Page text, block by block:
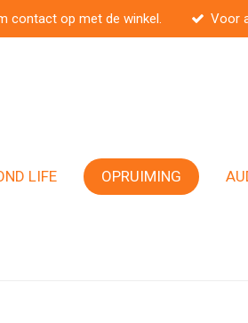
contact op met de winkel. Voor
LIFE OPRUIMING